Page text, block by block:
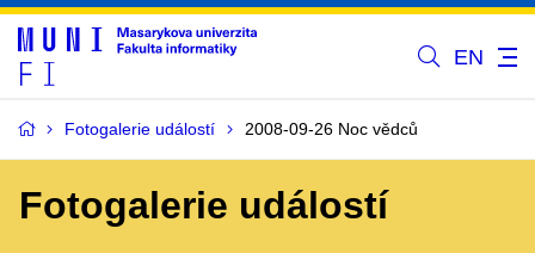
EN
Fotogalerie událostí 2008-09-26 Noc vědců
Fotogalerie událostí